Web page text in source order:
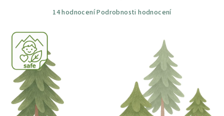
Průměrné
z
5
hvězdiček.
14 hodnoceníPodrobnosti hodnocení